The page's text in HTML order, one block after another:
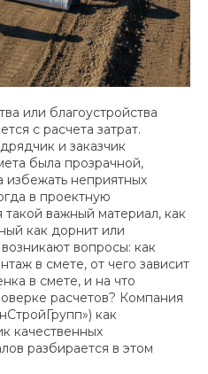
или благоустройства
с расчета затрат.
и заказчик
была прозрачной,
избежать неприятных
в проектную
важный материал, как
как дорнит или
вопросы: как
в смете, от чего зависит
в смете, и на что
расчетов? Компания
как
качественных
разбирается в этом